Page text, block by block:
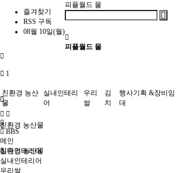
즐겨찾기
RSS 구독
08월 10일(월)
피플월드 몰
피플월드 몰
1
친환경 농산물
실내인테리어
친환경 농산
물
실내인테리
어
우리
쌀
김
치
행사기획 &장비임
대
BBS
메인
친환경 농산물
실내인테리어
우리쌀